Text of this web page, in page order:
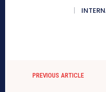
PREVIOUS ARTICLE